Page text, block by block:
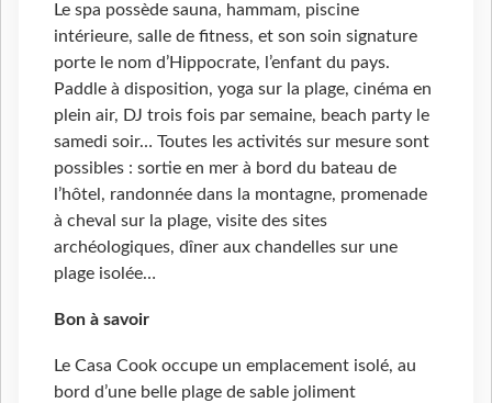
Le spa possède sauna, hammam, piscine
intérieure, salle de fitness, et son soin signature
porte le nom d’Hippocrate, l’enfant du pays.
Paddle à disposition, yoga sur la plage, cinéma en
plein air, DJ trois fois par semaine, beach party le
samedi soir… Toutes les activités sur mesure sont
possibles : sortie en mer à bord du bateau de
l’hôtel, randonnée dans la montagne, promenade
à cheval sur la plage, visite des sites
archéologiques, dîner aux chandelles sur une
plage isolée…
Bon à savoir
Le Casa Cook occupe un emplacement isolé, au
bord d’une belle plage de sable joliment